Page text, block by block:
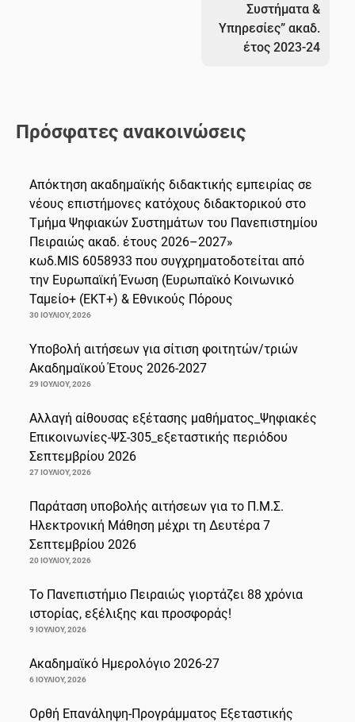
Συστήματα &
Υπηρεσίες” ακαδ.
έτος 2023-24
Πρόσφατες ανακοινώσεις
Απόκτηση ακαδημαϊκής διδακτικής εμπειρίας σε
νέους επιστήμονες κατόχους διδακτορικού στο
Τμήμα Ψηφιακών Συστημάτων του Πανεπιστημίου
Πειραιώς ακαδ. έτους 2026–2027»
κωδ.MIS 6058933 που συγχρηματοδοτείται από
την Ευρωπαϊκή Ένωση (Ευρωπαϊκό Κοινωνικό
Ταμείο+ (ΕΚΤ+) & Εθνικούς Πόρους
30 ΙΟΥΛΊΟΥ, 2026
Υποβολή αιτήσεων για σίτιση φοιτητών/τριών
Ακαδημαϊκού Έτους 2026-2027
29 ΙΟΥΛΊΟΥ, 2026
Αλλαγή αίθουσας εξέτασης μαθήματος_Ψηφιακές
Επικοινωνίες-ΨΣ-305_εξεταστικής περιόδου
Σεπτεμβρίου 2026
27 ΙΟΥΛΊΟΥ, 2026
Παράταση υποβολής αιτήσεων για το Π.Μ.Σ.
Ηλεκτρονική Μάθηση μέχρι τη Δευτέρα 7
Σεπτεμβρίου 2026
20 ΙΟΥΛΊΟΥ, 2026
Το Πανεπιστήμιο Πειραιώς γιορτάζει 88 χρόνια
ιστορίας, εξέλιξης και προσφοράς!
9 ΙΟΥΛΊΟΥ, 2026
Ακαδημαϊκό Ημερολόγιο 2026-27
6 ΙΟΥΛΊΟΥ, 2026
Ορθή Επανάληψη-Προγράμματος Εξεταστικής